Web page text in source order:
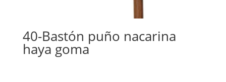
40-Bastón puño nacarina
haya goma